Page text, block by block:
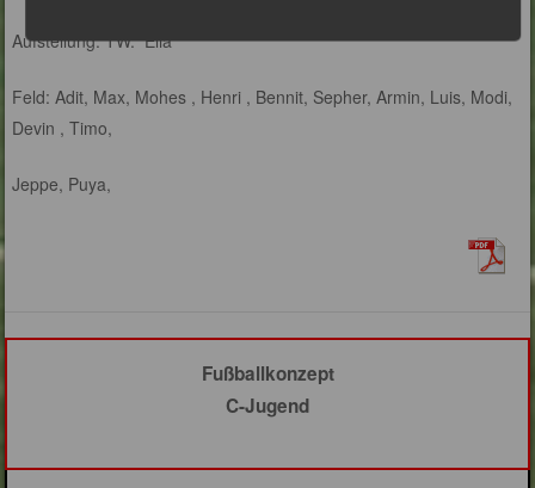
Aufstellung: TW: Elia
Feld: Adit, Max, Mohes , Henri , Bennit, Sepher, Armin, Luis, Modi,
Devin , Timo,
Jeppe, Puya,
Fußballkonzept
C-Jugend